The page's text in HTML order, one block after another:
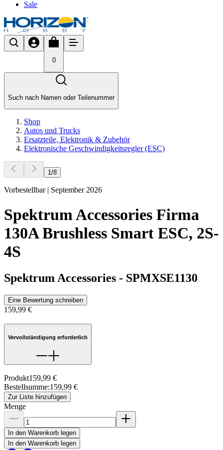
Sale
0
Such nach Namen oder Teilenummer
Shop
Autos und Trucks
Ersatzteile, Elektronik & Zubehör
Elektronische Geschwindigkeitsregler (ESC)
1/8
Vorbestellbar | September 2026
Spektrum Accessories Firma
130A Brushless Smart ESC, 2S-
4S
Spektrum Accessories - SPMXSE1130
Eine Bewertung schreiben
159,99 €
Vervollständigung erforderlich
Produkt159,99 €
Bestellsumme:159,99 €
Zur Liste hinzufügen
Menge
In den Warenkorb legen
In den Warenkorb legen